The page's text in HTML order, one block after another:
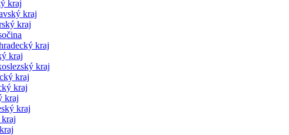
kraj
kraj
kraj
kraj
kraj
kraj
kraj
kraj
kraj
kraj